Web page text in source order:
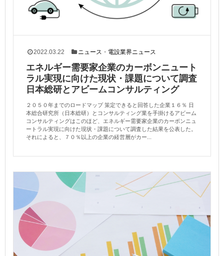
2022.03.22 ニュース ・ 電設業界ニュース
エネルギー需要家企業のカーボンニュート
ラル実現に向けた現状・課題について調査
日本総研とアビームコンサルティング
２０５０年までのロードマップ 策定できると回答した企業１６％ 日
本総合研究所（日本総研）とコンサルティング業を手掛けるアビーム
コンサルティングはこのほど、エネルギー需要家企業のカーボンニュ
ートラル実現に向けた現状・課題について調査した結果を公表した。
それによると、７０％以上の企業の経営層がカー...